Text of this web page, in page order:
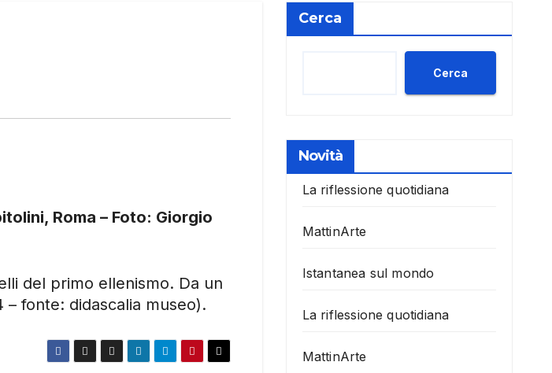
Roma – Foto: Giorgio
del primo ellenismo. Da un
– fonte: didascalia museo).
Cerca
Cerca
Novità
La riflessione quotidiana
MattinArte
Istantanea sul mondo
La riflessione quotidiana
MattinArte